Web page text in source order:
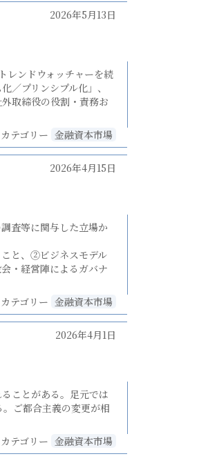
2026年5月13日
レンドウォッチャーを続
／プリンシプル化」、
取締役の役割・責務お
カテゴリー 金融資本市場
2026年4月15日
査等に関与した立場か
と、②ビジネスモデル
・経営陣によるガバナ
カテゴリー 金融資本市場
2026年4月1日
ことがある。足元では
ご都合主義の変更が相
カテゴリー 金融資本市場